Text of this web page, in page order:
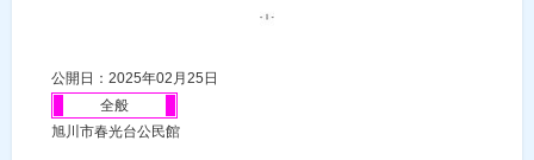
公開日：2025年02月25日
全般
旭川市春光台公民館